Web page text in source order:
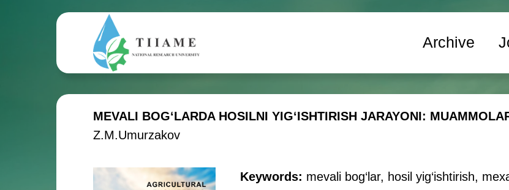
Archive
Keywords: mevali bog‘lar, hosil yig‘ishtirish,
MEVALI BOG‘LARDA HOSILNI YIG‘ISHTIRISH JARAYONI:
Z.M.Umurzakov